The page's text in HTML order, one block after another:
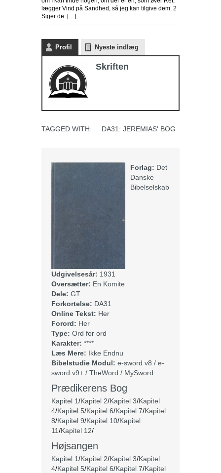
lægger Vind på Sandhed, så jeg kan tilgive dem. 2
Siger de: […]
Profil Nyeste indlæg
Skriften
TAGGED WITH: DA31: JEREMIAS' BOG
Forlag: Det
Danske
Bibelselskab
Udgivelsesår: 1931
Oversætter: En Komite
Dele: GT
Forkortelse: DA31
Online Tekst: Her
Forord: Her
Type: Ord for ord
Karakter: ****
Læs Mere: Ikke Endnu
Bibelstudie Modul: e-sword v8 / e-
sword v9+ / TheWord / MySword
Prædikerens Bog
Kapitel 1/Kapitel 2/Kapitel 3/Kapitel
4/Kapitel 5/Kapitel 6/Kapitel 7/Kapitel
8/Kapitel 9/Kapitel 10/Kapitel
11/Kapitel 12/
Højsangen
Kapitel 1/Kapitel 2/Kapitel 3/Kapitel
4/Kapitel 5/Kapitel 6/Kapitel 7/Kapitel